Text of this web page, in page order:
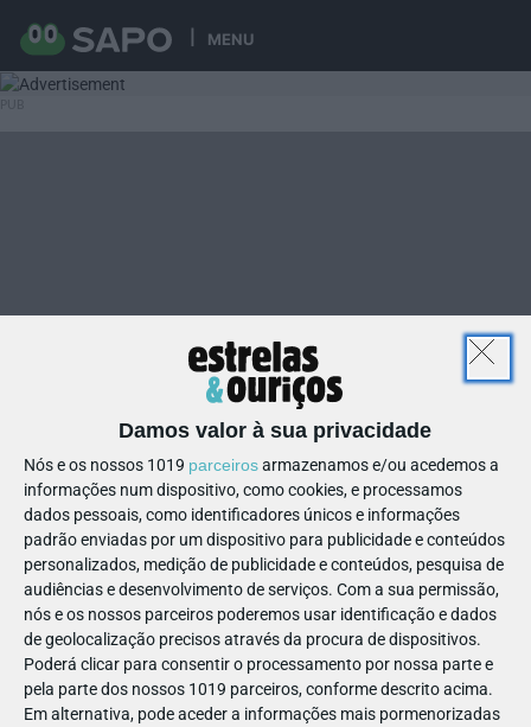
MENU
Damos valor à sua privacidade
Nós e os nossos 1019 parceirosarmazenamos e/ou acedemos a
informações num dispositivo, como cookies, e processamos
dados pessoais, como identificadores únicos e informações
padrão enviadas por um dispositivo para publicidade e conteúdos
personalizados, medição de publicidade e conteúdos, pesquisa de
audiências e desenvolvimento de serviços. Com a sua permissão,
nós e os nossos parceiros poderemos usar identificação e dados
de geolocalização precisos através da procura de dispositivos.
Poderá clicar para consentir o processamento por nossa parte e
pela parte dos nossos 1019 parceiros, conforme descrito acima.
Em alternativa, pode aceder a informações mais pormenorizadas
17